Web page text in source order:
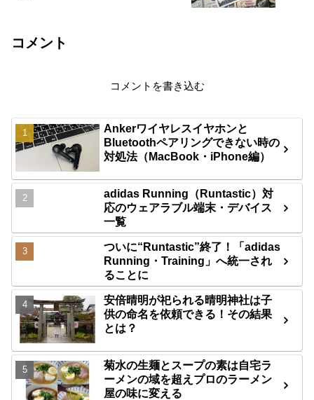
コメント
コメントを書き込む
Ankerワイヤレスイヤホンと
Bluetoothペアリングできない時の
対処法（MacBook・iPhone編）
adidas Running（Runtastic）対
応のウェアラブル端末・デバイス
一覧
ついに“Runtastic”終了！「adidas
Running・Training」へ統一され
ることに
安倍晴明が祀られる晴明神社は子
供の命名を依頼できる！その結果
とは？
菊水の生麺とスープの素は自宅ラ
ーメンの域を超えプロのラーメン
屋の味に変える